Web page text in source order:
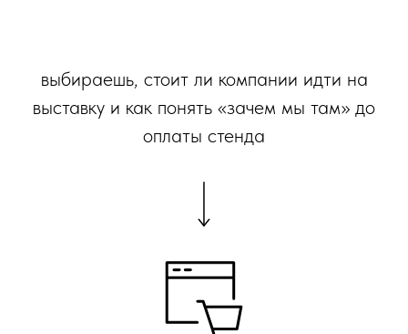
выбираешь, стоит ли компании идти на
выставку и как понять «зачем мы там» до
оплаты стенда